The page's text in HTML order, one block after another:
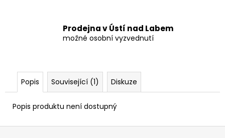
Prodejna v Ústí nad Labem
možné osobní vyzvednutí
Popis Související (1) Diskuze
Popis produktu není dostupný
Z